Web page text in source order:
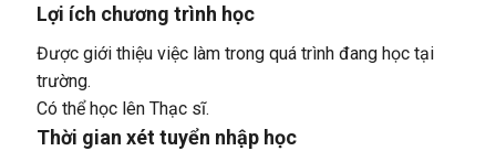
Lợi ích chương trình học
Được giới thiệu việc làm trong quá trình đang học tại
trường.
Có thể học lên Thạc sĩ.
Thời gian xét tuyển nhập học